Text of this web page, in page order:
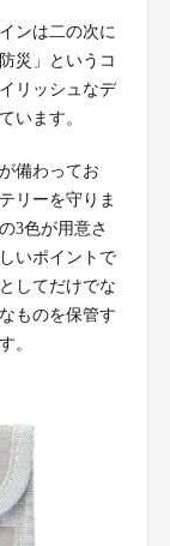
ンは二の次に
災」というコ
リッシュなデ
います。
備わってお
リーを守りま
3色が用意さ
いポイントで
してだけでな
ものを保管す
。